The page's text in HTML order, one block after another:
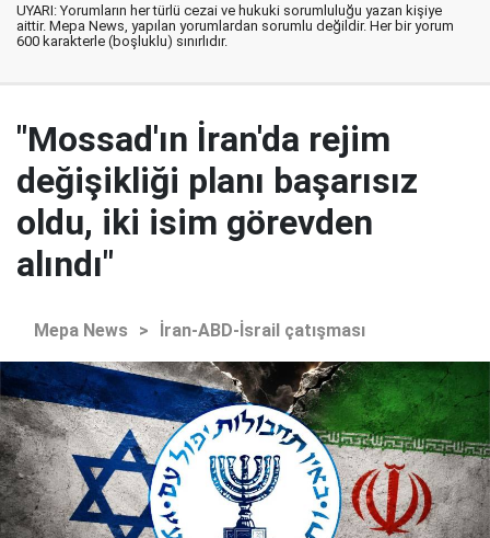
UYARI: Yorumların her türlü cezai ve hukuki sorumluluğu yazan kişiye
aittir. Mepa News, yapılan yorumlardan sorumlu değildir. Her bir yorum
600 karakterle (boşluklu) sınırlıdır.
"Mossad'ın İran'da rejim
değişikliği planı başarısız
oldu, iki isim görevden
alındı"
Mepa News > İran-ABD-İsrail çatışması